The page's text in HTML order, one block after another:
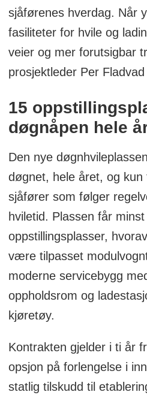
sjåførenes hverdag. Når
fasiliteter for hvile og
veier og mer forutsigbar
prosjektleder Per
15
døgnåpen hele
Den nye
døgnet, hele året, og kun
sjåfører som følger
hviletid. Plassen får
oppstillingsplasser,
være tilpasset
moderne servicebygg
oppholdsrom og
kjøretøy.
Kontrakten gjelder i ti år
opsjon på forlengelse i
statlig tilskudd til